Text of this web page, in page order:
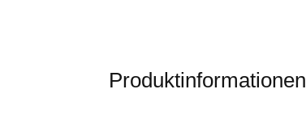
Produktinformationen